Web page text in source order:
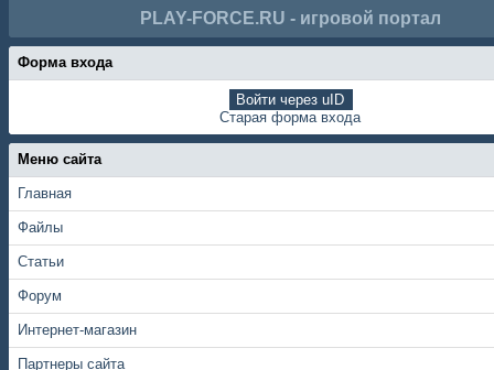
PLAY-FORCE.RU - игровой портал
Форма входа
Войти через uID
Старая форма входа
Меню сайта
Главная
Файлы
Статьи
Форум
Интернет-магазин
Партнеры сайта